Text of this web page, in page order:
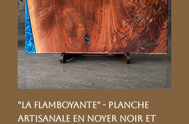
"La flamboyante" - Planche
artisanale en noyer noir et